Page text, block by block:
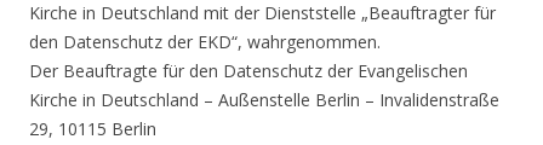
Kirche in Deutschland mit der Dienststelle „Beauftragter für
den Datenschutz der EKD“, wahrgenommen.
Der Beauftragte für den Datenschutz der Evangelischen
Kirche in Deutschland – Außenstelle Berlin – Invalidenstraße
29, 10115 Berlin